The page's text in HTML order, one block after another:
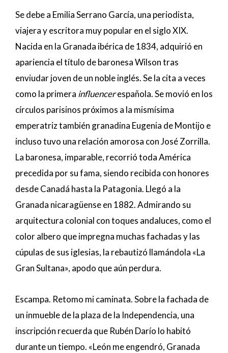
Se debe a Emilia Serrano García, una periodista,
viajera y escritora muy popular en el siglo XIX.
Nacida en la Granada ibérica de 1834, adquirió en
apariencia el título de baronesa Wilson tras
enviudar joven de un noble inglés. Se la cita a veces
como la primera influencerespañola. Se movió en los
círculos parisinos próximos a la mismísima
emperatriz también granadina Eugenia de Montijo e
incluso tuvo una relación amorosa con José Zorrilla.
La baronesa, imparable, recorrió toda América
precedida por su fama, siendo recibida con honores
desde Canadá hasta la Patagonia. Llegó a la
Granada nicaragüense en 1882. Admirando su
arquitectura colonial con toques andaluces, como el
color albero que impregna muchas fachadas y las
cúpulas de sus iglesias, la rebautizó llamándola «La
Gran Sultana», apodo que aún perdura.
Escampa. Retomo mi caminata. Sobre la fachada de
un inmueble de la plaza de la Independencia, una
inscripción recuerda que Rubén Darío lo habitó
durante un tiempo. «León me engendró, Granada